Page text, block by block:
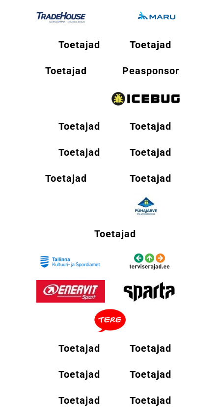
Toetajad Toetajad
Toetajad Peasponsor
Toetajad Toetajad
Toetajad Toetajad
Toetajad Toetajad
Toetajad
Toetajad Toetajad
Toetajad Toetajad
Toetajad Toetajad